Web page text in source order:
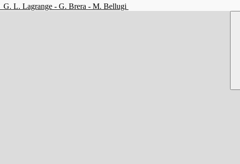
G. L. Lagrange - G. Brera - M. Bellugi